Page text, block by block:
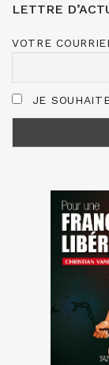
LETTRE
VOTRE
JE